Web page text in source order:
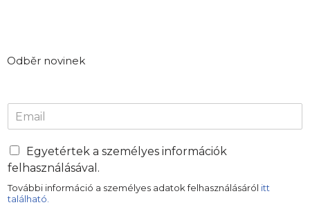
Odběr novinek
l
Egyetértek a személyes információk
felhasználásával.
További információ a személyes adatok felhasználásáról itt
található.